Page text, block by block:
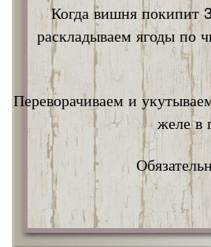
Когда вишня покипит
раскладываем ягоды по
Переворачиваем и
желе в